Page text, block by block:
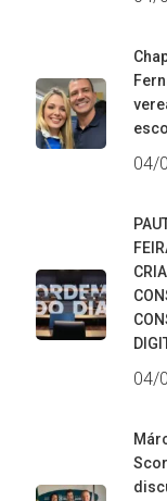
04/
04/